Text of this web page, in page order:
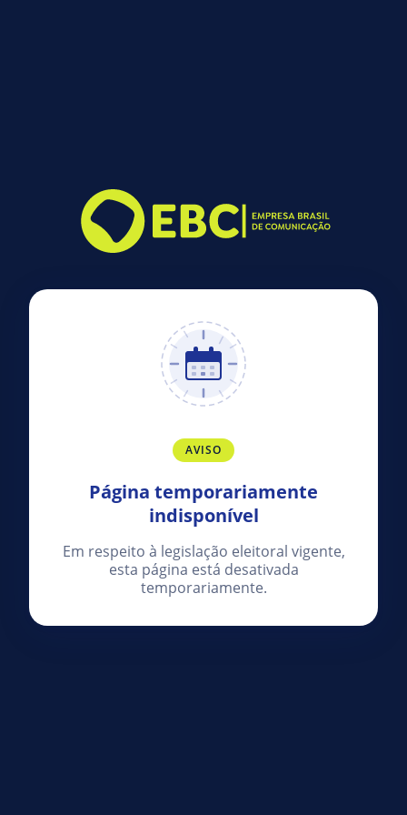
AVISO
Página temporariamente
indisponível
Em respeito à legislação eleitoral vigente,
esta página está desativada
temporariamente.